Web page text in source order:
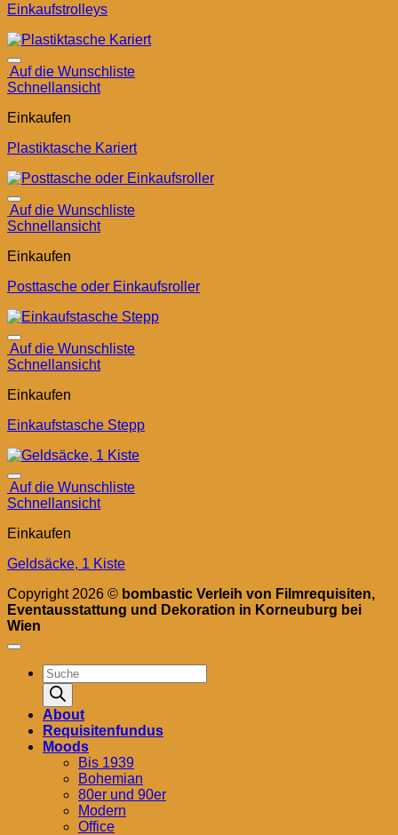
Einkaufstrolleys
Auf die Wunschliste
Schnellansicht
Einkaufen
Plastiktasche Kariert
Auf die Wunschliste
Schnellansicht
Einkaufen
Posttasche oder Einkaufsroller
Auf die Wunschliste
Schnellansicht
Einkaufen
Einkaufstasche Stepp
Auf die Wunschliste
Schnellansicht
Einkaufen
Geldsäcke, 1 Kiste
Copyright 2026 © bombastic Verleih von Filmrequisiten,
Eventausstattung und Dekoration in Korneuburg bei
Wien
Products
search
About
Requisitenfundus
Moods
Bis 1939
Bohemian
80er und 90er
Modern
Office